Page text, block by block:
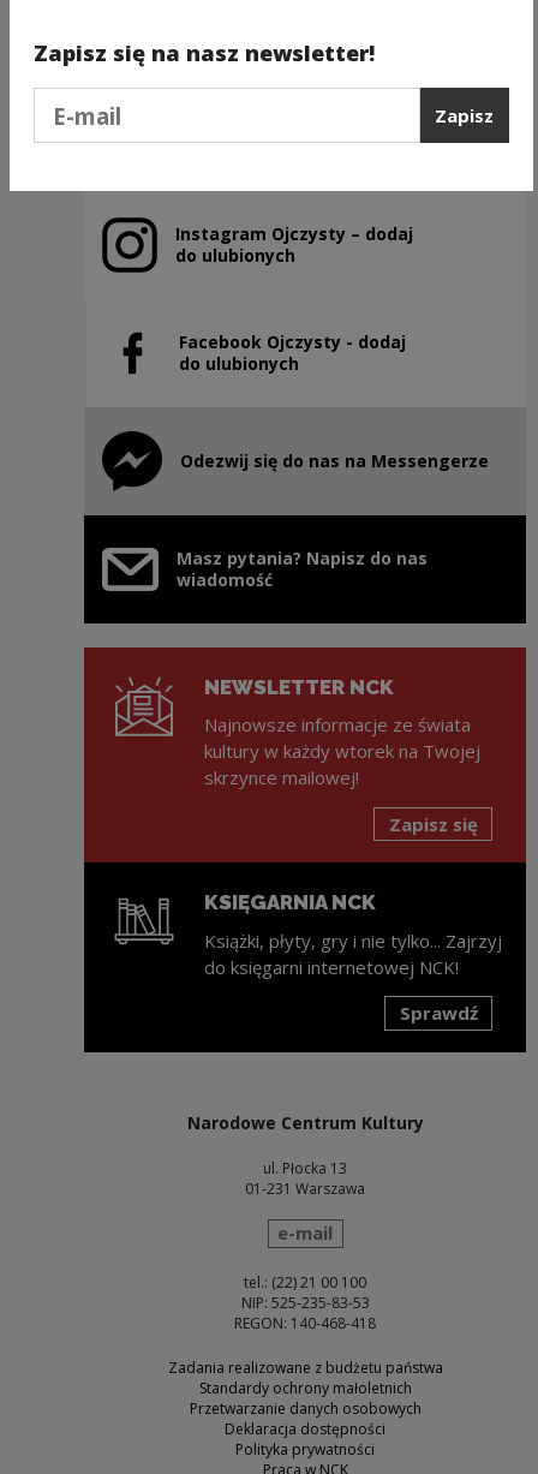
Poprzedni slajd
Instagram Ojczysty – dodaj
do ulubionych
Uwaga, link zostanie otwarty w nowym oknie
Facebook Ojczysty - dodaj
do ulubionych
Uwaga, link zostanie otwarty w nowym oknie
Odezwij się do nas na Messengerze
Uwaga, link zostanie otwarty w nowym oknie
Masz pytania? Napisz do nas
wiadomość
NEWSLETTER NCK
Najnowsze informacje ze świata
kultury w każdy wtorek na Twojej
skrzynce mailowej!
Zapisz się
KSIĘGARNIA NCK
Książki, płyty, gry i nie tylko... Zajrzyj
do księgarni internetowej NCK!
Sprawdź
Narodowe Centrum Kultury
ul. Płocka 13
01-231 Warszawa
wyślij wiadomość
e-mail
tel.: (22) 21 00 100
NIP: 525-235-83-53
REGON: 140-468-418
Zadania realizowane z budżetu państwa
Standardy ochrony małoletnich
Przetwarzanie danych osobowych
Deklaracja dostępności
Polityka prywatności
Zapisz się na nasz newsletter!
Zapisz